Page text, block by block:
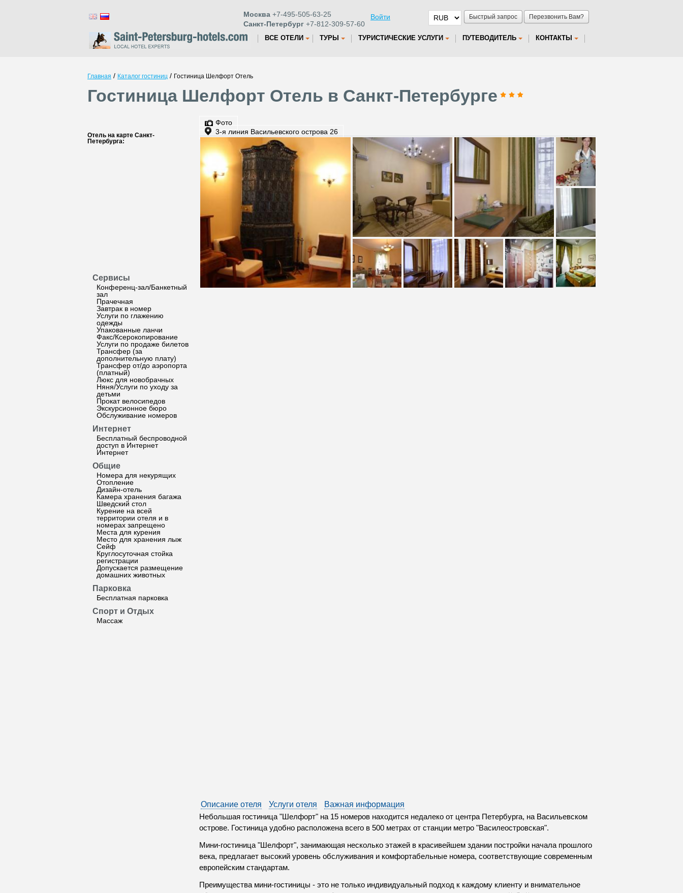
Быстрый запрос Перезвонить Вам?
Москва +7-495-505-63-25
Санкт-Петербург +7-812-309-57-60
Войти
ВСЕ ОТЕЛИ ТУРЫ ТУРИСТИЧЕСКИЕ УСЛУГИ ПУТЕВОДИТЕЛЬ КОНТАКТЫ
Главная / Каталог гостиниц / Гостиница Шелфорт Отель
Гостиница Шелфорт Отель в Санкт-Петербурге
Отель на карте Санкт-
Петербурга:
Сервисы
Конференц-зал/Банкетный
зал
Прачечная
Завтрак в номер
Услуги по глажению
одежды
Упакованные ланчи
Факс/Ксерокопирование
Услуги по продаже билетов
Трансфер (за
дополнительную плату)
Трансфер от/до аэропорта
(платный)
Люкс для новобрачных
Няня/Услуги по уходу за
детьми
Прокат велосипедов
Экскурсионное бюро
Обслуживание номеров
Интернет
Бесплатный беспроводной
доступ в Интернет
Интернет
Общие
Номера для некурящих
Отопление
Дизайн-отель
Камера хранения багажа
Шведский стол
Курение на всей
территории отеля и в
номерах запрещено
Места для курения
Место для хранения лыж
Сейф
Круглосуточная стойка
регистрации
Допускается размещение
домашних животных
Парковка
Бесплатная парковка
Спорт и Отдых
Массаж
Фото
3-я линия Васильевского острова 26
Описание отеля Услуги отеля
Важная информация
Небольшая гостиница "Шелфорт" на 15 номеров находится недалеко от центра Петербурга, на Васильевском
острове. Гостиница удобно расположена всего в 500 метрах от станции метро "Василеостровская".
Мини-гостиница "Шелфорт", занимающая несколько этажей в красивейшем здании постройки начала прошлого
века, предлагает высокий уровень обслуживания и комфортабельные номера, соответствующие современным
европейским стандартам.
Преимущества мини-гостиницы - это не только индивидуальный подход к каждому клиенту и внимательное